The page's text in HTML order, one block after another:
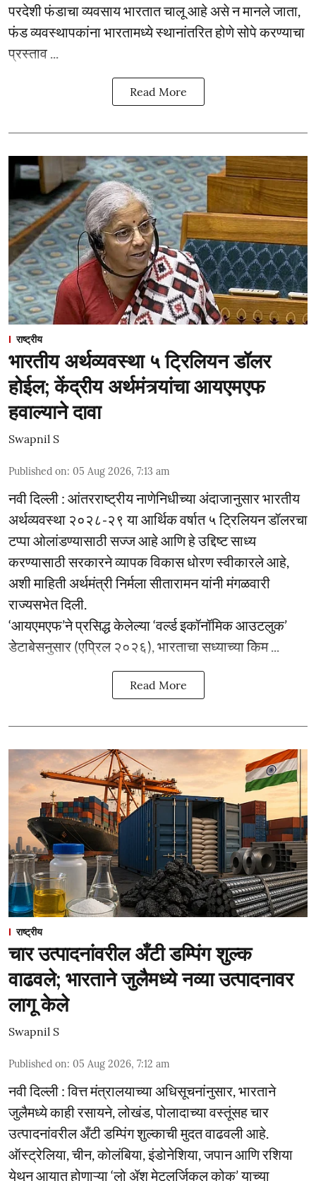
परदेशी फंडाचा व्यवसाय भारतात चालू आहे असे न मानले जाता,
फंड व्यवस्थापकांना भारतामध्ये स्थानांतरित होणे सोपे करण्याचा
प्रस्ताव ...
Read More
राष्ट्रीय
भारतीय अर्थव्यवस्था ५ ट्रिलियन डॉलर
होईल; केंद्रीय अर्थमंत्र्यांचा आयएमएफ
हवाल्याने दावा
Swapnil S
Published on: 05 Aug 2026, 7:13 am
नवी दिल्ली : आंतरराष्ट्रीय नाणेनिधीच्या अंदाजानुसार भारतीय
अर्थव्यवस्था २०२८-२९ या आर्थिक वर्षात ५ ट्रिलियन डॉलरचा
टप्पा ओलांडण्यासाठी सज्ज आहे आणि हे उद्दिष्ट साध्य
करण्यासाठी सरकारने व्यापक विकास धोरण स्वीकारले आहे,
अशी माहिती अर्थमंत्री निर्मला सीतारामन यांनी मंगळवारी
राज्यसभेत दिली.
‘आयएमएफ’ने प्रसिद्ध केलेल्या ‘वर्ल्ड इकॉनॉमिक आउटलुक’
डेटाबेसनुसार (एप्रिल २०२६), भारताचा सध्याच्या किम ...
Read More
राष्ट्रीय
चार उत्पादनांवरील अँटी डम्पिंग शुल्क
वाढवले; भारताने जुलैमध्ये नव्या उत्पादनावर
लागू केले
Swapnil S
Published on: 05 Aug 2026, 7:12 am
नवी दिल्ली : वित्त मंत्रालयाच्या अधिसूचनांनुसार, भारताने
जुलैमध्ये काही रसायने, लोखंड, पोलादाच्या वस्तूंसह चार
उत्पादनांवरील अँटी डम्पिंग शुल्काची मुदत वाढवली आहे.
ऑस्ट्रेलिया, चीन, कोलंबिया, इंडोनेशिया, जपान आणि रशिया
येथून आयात होणाऱ्या ‘लो ॲश मेटलर्जिकल कोक’ याच्या